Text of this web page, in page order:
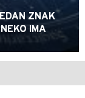
ZNAK
IMA